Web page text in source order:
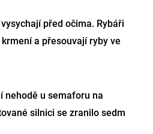
před očima. Rybáři
a přesouvají ryby ve
nehodě u semaforu na
silnici se zranilo sedm